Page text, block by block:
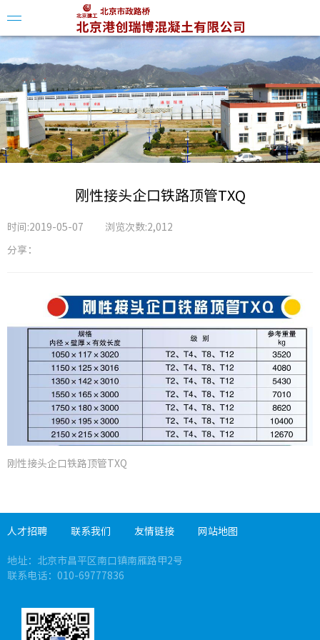
企业简
组织架
创新成
专利技
企业新
刚性接头企口铁路顶管TXQ
时间:2019-05-07 浏览次数:2,012
分享：
刚性接头企口铁路顶管TXQ
人才招聘 联系我们 友情链接 网站地图
地址：北京市昌平区南口镇南雁路甲2号
联系电话：010-69777836